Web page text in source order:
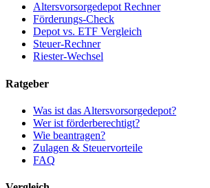
Altersvorsorgedepot Rechner
Förderungs-Check
Depot vs. ETF Vergleich
Steuer-Rechner
Riester-Wechsel
Ratgeber
Was ist das Altersvorsorgedepot?
Wer ist förderberechtigt?
Wie beantragen?
Zulagen & Steuervorteile
FAQ